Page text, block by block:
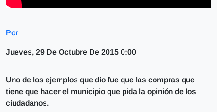
Por
Jueves, 29 De Octubre De 2015 0:00
Uno de los ejemplos que dio fue que las compras que
tiene que hacer el municipio que pida la opinión de los
ciudadanos.